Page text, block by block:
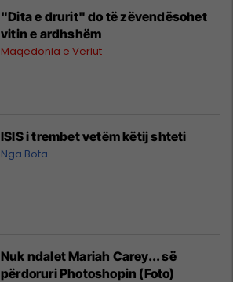
"Dita e drurit" do të zëvendësohet
vitin e ardhshëm
Maqedonia e Veriut
ISIS i trembet vetëm këtij shteti
Nga Bota
Nuk ndalet Mariah Carey... së
përdoruri Photoshopin (Foto)